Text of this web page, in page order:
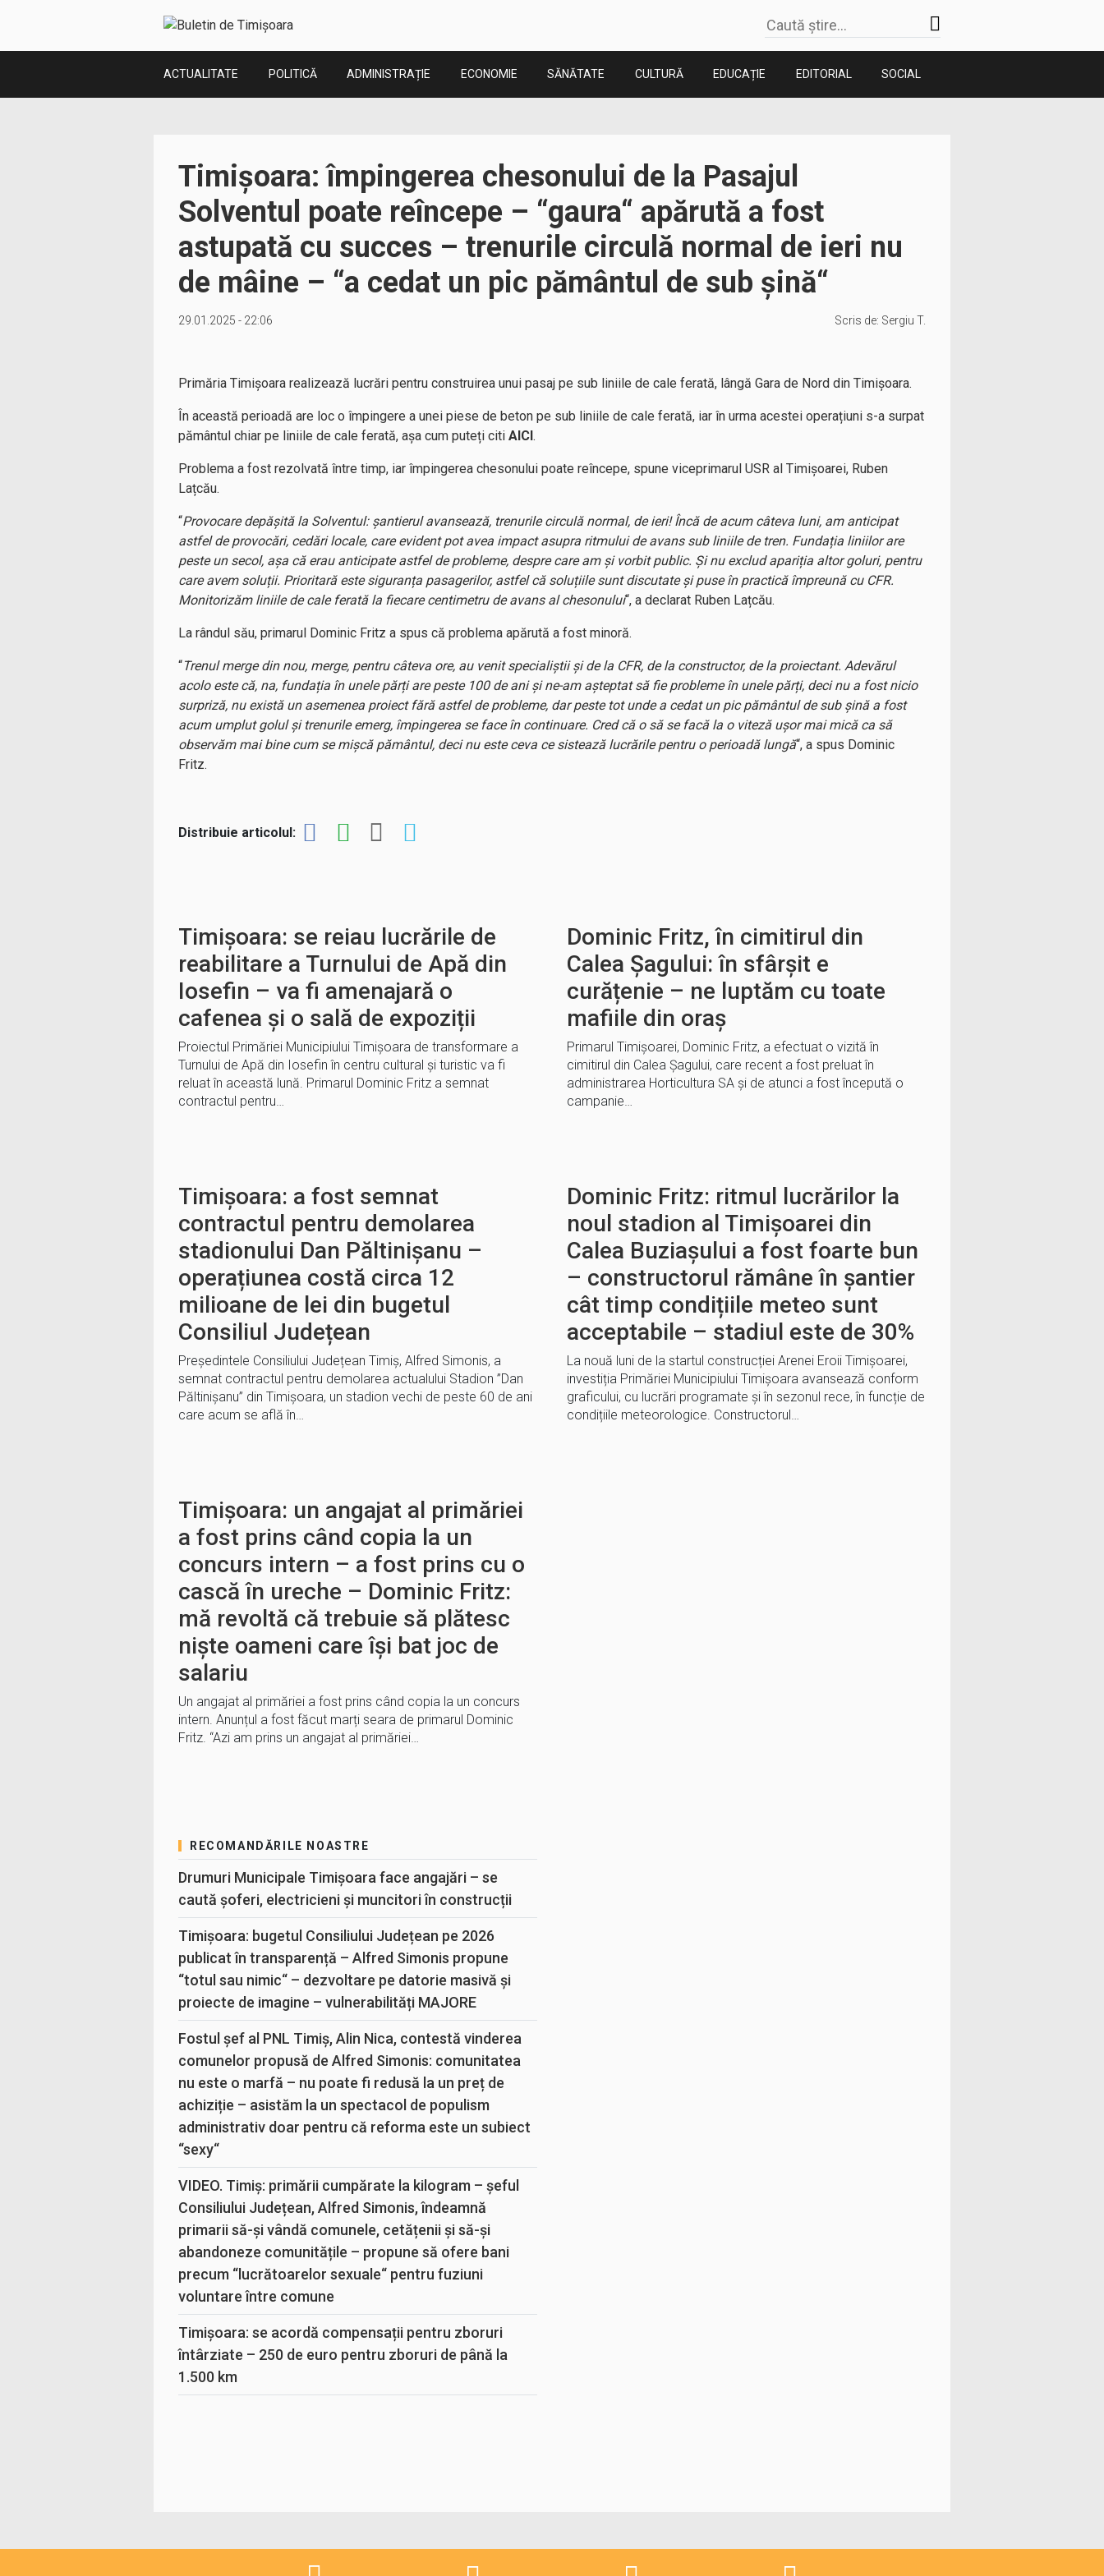
ACTUALITATE POLITICĂ ADMINISTRAȚIE ECONOMIE SĂNĂTATE CULTURĂ EDUCAȚIE EDITORIAL SOCIAL
Timișoara: împingerea chesonului de la Pasajul
Solventul poate reîncepe – “gaura“ apărută a fost
astupată cu succes – trenurile circulă normal de ieri nu
de mâine – “a cedat un pic pământul de sub șină“
29.01.2025 - 22:06 Scris de: Sergiu T.
Primăria Timișoara realizează lucrări pentru construirea unui pasaj pe sub liniile de cale ferată, lângă Gara de Nord din Timișoara.
În această perioadă are loc o împingere a unei piese de beton pe sub liniile de cale ferată, iar în urma acestei operațiuni s-a surpat
pământul chiar pe liniile de cale ferată, așa cum puteți citi AICI.
Problema a fost rezolvată între timp, iar împingerea chesonului poate reîncepe, spune viceprimarul USR al Timișoarei, Ruben
Lațcău.
“Provocare depășită la Solventul: șantierul avansează, trenurile circulă normal, de ieri! Încă de acum câteva luni, am anticipat
astfel de provocări, cedări locale, care evident pot avea impact asupra ritmului de avans sub liniile de tren. Fundația liniilor are
peste un secol, așa că erau anticipate astfel de probleme, despre care am și vorbit public. Și nu exclud apariția altor goluri, pentru
care avem soluții. Prioritară este siguranța pasagerilor, astfel că soluțiile sunt discutate și puse în practică împreună cu CFR.
Monitorizăm liniile de cale ferată la fiecare centimetru de avans al chesonului“, a declarat Ruben Lațcău.
La rândul său, primarul Dominic Fritz a spus că problema apărută a fost minoră.
“Trenul merge din nou, merge, pentru câteva ore, au venit specialiștii și de la CFR, de la constructor, de la proiectant. Adevărul
acolo este că, na, fundația în unele părți are peste 100 de ani și ne-am așteptat să fie probleme în unele părți, deci nu a fost nicio
surpriză, nu există un asemenea proiect fără astfel de probleme, dar peste tot unde a cedat un pic pământul de sub șină a fost
acum umplut golul și trenurile emerg, împingerea se face în continuare. Cred că o să se facă la o viteză ușor mai mică ca să
observăm mai bine cum se mișcă pământul, deci nu este ceva ce sistează lucrările pentru o perioadă lungă“, a spus Dominic
Fritz.
Distribuie articolul:
Timișoara: se reiau lucrările de
reabilitare a Turnului de Apă din
Iosefin – va fi amenajară o
cafenea și o sală de expoziții
Proiectul Primăriei Municipiului Timișoara de transformare a
Turnului de Apă din Iosefin în centru cultural și turistic va fi
reluat în această lună. Primarul Dominic Fritz a semnat
contractul pentru…
Dominic Fritz, în cimitirul din
Calea Șagului: în sfârșit e
curățenie – ne luptăm cu toate
mafiile din oraș
Primarul Timișoarei, Dominic Fritz, a efectuat o vizită în
cimitirul din Calea Șagului, care recent a fost preluat în
administrarea Horticultura SA și de atunci a fost începută o
campanie…
Timișoara: a fost semnat
contractul pentru demolarea
stadionului Dan Păltinişanu –
operațiunea costă circa 12
milioane de lei din bugetul
Consiliul Județean
Președintele Consiliului Județean Timiș, Alfred Simonis, a
semnat contractul pentru demolarea actualului Stadion ”Dan
Păltinişanu” din Timișoara, un stadion vechi de peste 60 de ani
care acum se află în…
Dominic Fritz: ritmul lucrărilor la
noul stadion al Timișoarei din
Calea Buziașului a fost foarte bun
– constructorul rămâne în șantier
cât timp condițiile meteo sunt
acceptabile – stadiul este de 30%
La nouă luni de la startul construcției Arenei Eroii Timișoarei,
investiția Primăriei Municipiului Timișoara avansează conform
graficului, cu lucrări programate și în sezonul rece, în funcție de
condițiile meteorologice. Constructorul…
Timișoara: un angajat al primăriei
a fost prins când copia la un
concurs intern – a fost prins cu o
cască în ureche – Dominic Fritz:
mă revoltă că trebuie să plătesc
niște oameni care își bat joc de
salariu
Un angajat al primăriei a fost prins când copia la un concurs
intern. Anunțul a fost făcut marți seara de primarul Dominic
Fritz. “Azi am prins un angajat al primăriei…
RECOMANDĂRILE NOASTRE
Drumuri Municipale Timișoara face angajări – se
caută șoferi, electricieni și muncitori în construcții
Timișoara: bugetul Consiliului Județean pe 2026
publicat în transparență – Alfred Simonis propune
“totul sau nimic“ – dezvoltare pe datorie masivă și
proiecte de imagine – vulnerabilități MAJORE
Fostul șef al PNL Timiș, Alin Nica, contestă vinderea
comunelor propusă de Alfred Simonis: comunitatea
nu este o marfă – nu poate fi redusă la un preț de
achiziție – asistăm la un spectacol de populism
administrativ doar pentru că reforma este un subiect
“sexy“
VIDEO. Timiș: primării cumpărate la kilogram – șeful
Consiliului Județean, Alfred Simonis, îndeamnă
primarii să-și vândă comunele, cetățenii și să-și
abandoneze comunitățile – propune să ofere bani
precum “lucrătoarelor sexuale“ pentru fuziuni
voluntare între comune
Timișoara: se acordă compensații pentru zboruri
întârziate – 250 de euro pentru zboruri de până la
1.500 km